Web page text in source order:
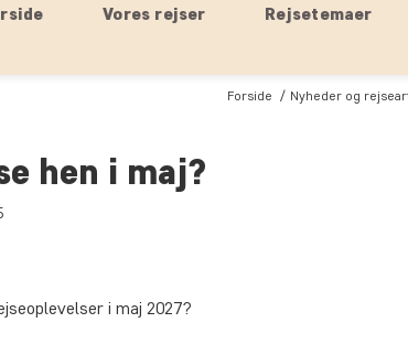
Vores rejser Rejsetemaer
Forside Nyheder og
hen i maj?
i maj 2027?